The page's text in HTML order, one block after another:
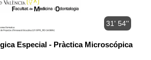
31' 54''
Especial - Pràctica Microscópica